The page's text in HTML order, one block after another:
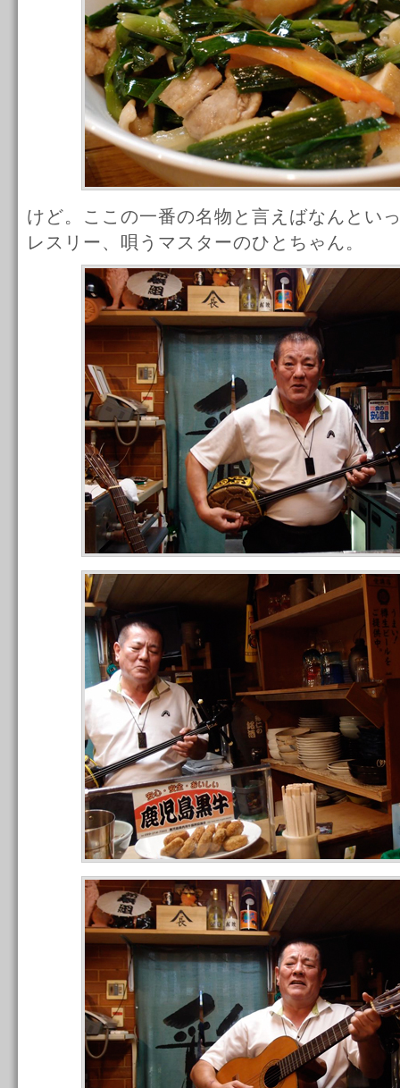
けど。ここの一番の名物と言えばなんとい
レスリー、唄うマスターのひとちゃん。